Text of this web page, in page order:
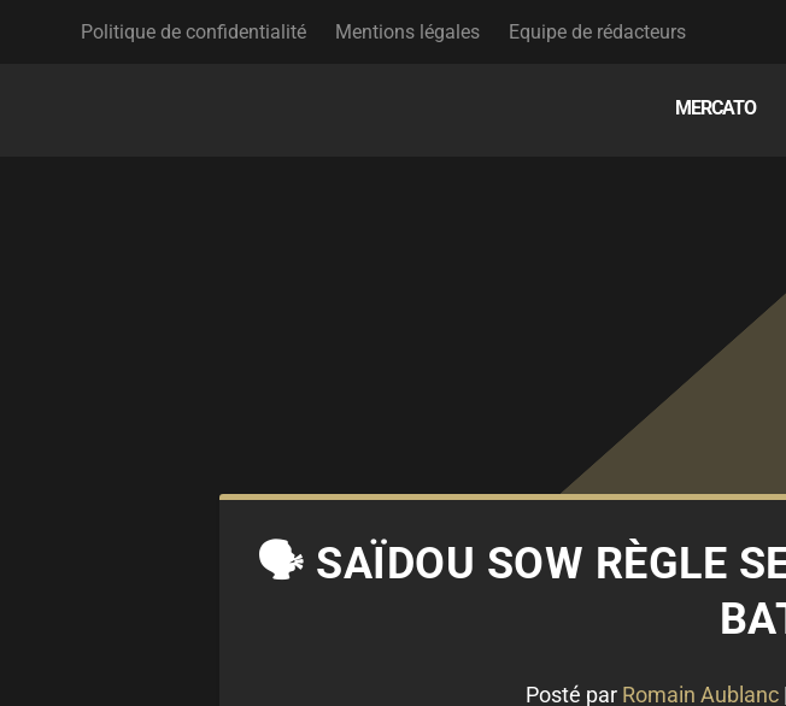
Politique de confidentialité Mentions légales Equipe de rédacteurs
MERCATO
🗣 SAÏDOU SOW RÈGLE
Posté par Romain Aublanc|